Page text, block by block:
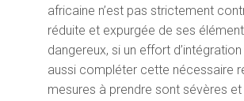
africaine n’est pas strictement
réduite et expurgée de ses
dangereux, si un effort
aussi compléter cette nécessaire
mesures à prendre sont sévères